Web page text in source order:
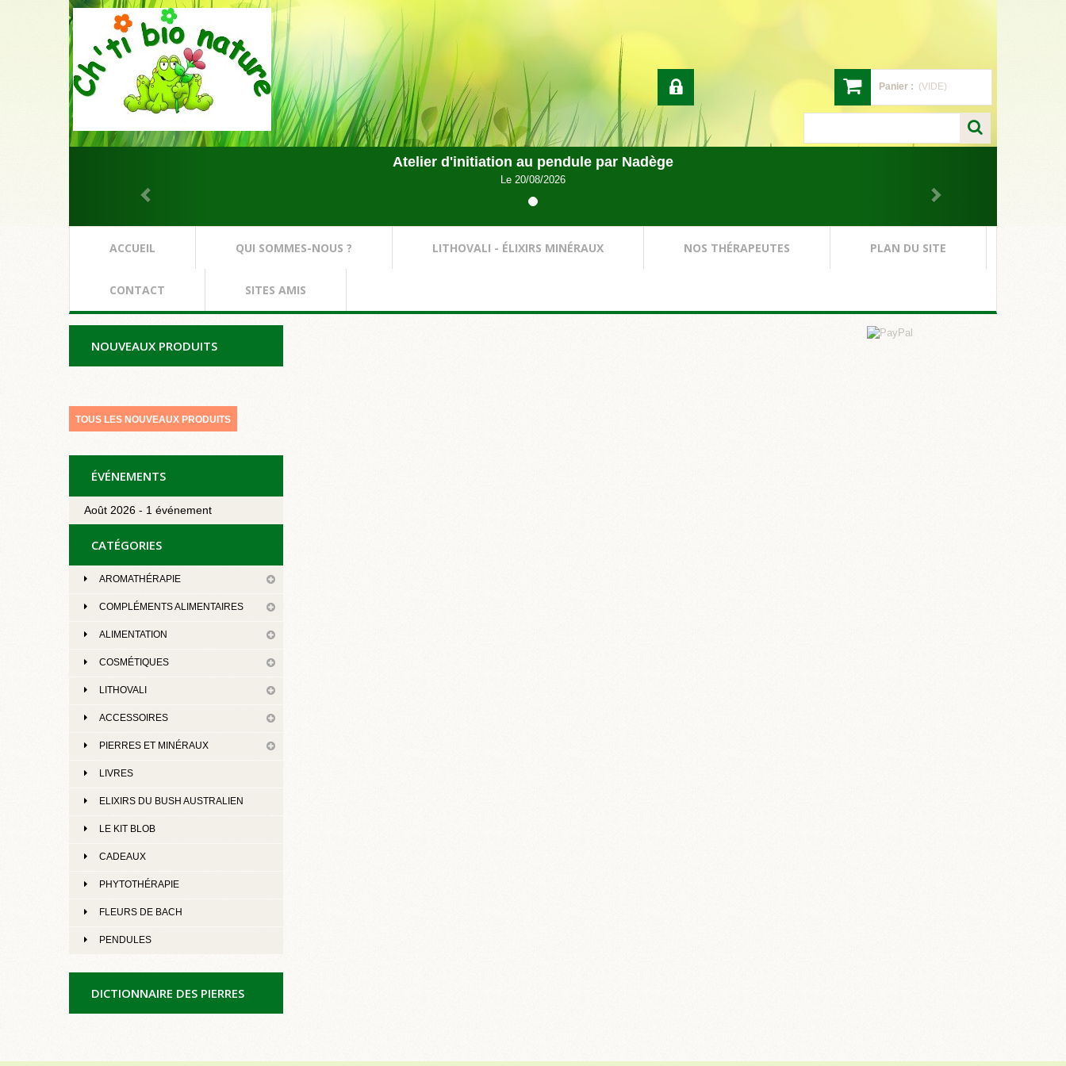
Atelier d'initiation au pendule par Nadège
Le 20/08/2026
ACCUEIL QUI SOMMES-NOUS ? LITHOVALI - ÉLIXIRS MINÉRAUX NOS THÉRAPEUTES PLAN DU SITE
CONTACT SITES AMIS
Panier : (VIDE)
NOUVEAUX PRODUITS
TOUS LES NOUVEAUX PRODUITS
ÉVÉNEMENTS
Août 2026 - 1 événement
CATÉGORIES
AROMATHÉRAPIE
COMPLÉMENTS ALIMENTAIRES
ALIMENTATION
COSMÉTIQUES
LITHOVALI
ACCESSOIRES
PIERRES ET MINÉRAUX
LIVRES
ELIXIRS DU BUSH AUSTRALIEN
LE KIT BLOB
CADEAUX
PHYTOTHÉRAPIE
FLEURS DE BACH
PENDULES
DICTIONNAIRE DES PIERRES